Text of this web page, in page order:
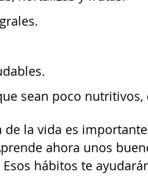
sean poco
de la vida es
ahora unos
hábitos te